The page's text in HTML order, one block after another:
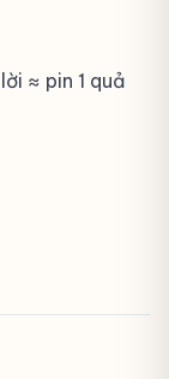
≈ pin 1 quả